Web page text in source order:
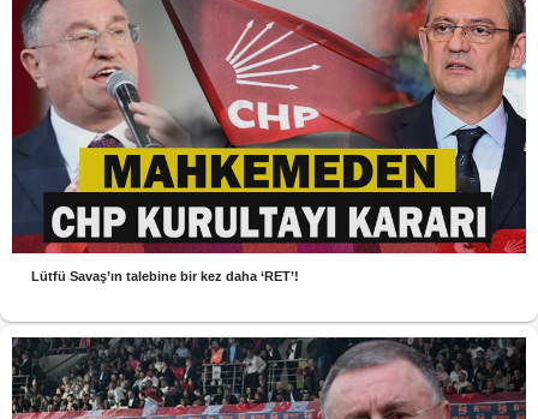
Lütfü Savaş’ın talebine bir kez daha ‘RET’!